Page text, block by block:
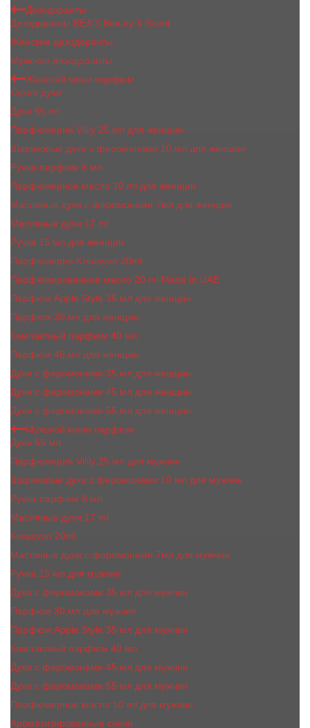
Дезодоранты
Дезодоранты BEA'S Beauty & Scent
Женские дезодоранты
Мужские дезодоранты
Женский мини парфюм
Сухие духи
Духи 65 ml
Парфюмерия Vilily 25 мл для женщин
Шариковые духи с феромонами 10 мл для женщин
Ручка-парфюм 8 мл
Парфюмерное масло 10 ml для женщин
Масляные духи c феромонами 7мл для женщин
Масляные духи 17 ml
Ручка 15 мл для женщин
Парфюмерия Kreasyon 20ml
Парфюмированное масло 20 ml Made In UAE
Парфюм Apple Style 35 мл для женщин
Парфюм 30 мл для женщин
Компактный парфюм 40 мл
Парфюм 45 мл для женщин
Духи с феромонами 35 мл для женщин
Духи с феромонами 45 мл для женщин
Духи с феромонами 55 мл для женщин
Мужской мини парфюм
Духи 65 мл
Парфюмерия Vilily 25 мл для мужчин
Шариковые духи с феромонами 10 мл для мужчин
Ручка-парфюм 8 мл
Масляные духи 17 ml
Kreasyon 20ml
Масляные духи c феромонами 7мл для мужчин
Ручка 15 мл для мужчин
Духи с феромонами 35 мл для мужчин
Парфюм 30 мл для мужчин
Парфюм Apple Style 35 мл для мужчин
Компактный парфюм 40 мл
Духи с феромонами 45 мл для мужчин
Духи с феромонами 55 мл для мужчин
Парфюмерное масло 10 ml для мужчин
Ароматизированные свечи